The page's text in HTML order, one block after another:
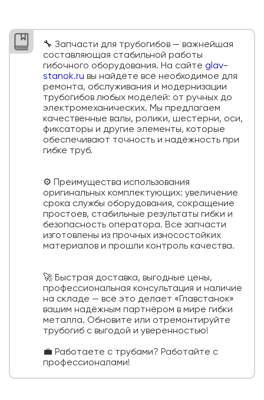
🔧 Запчасти для трубогибов — важнейшая
составляющая стабильной работы
гибочного оборудования. На сайте glav-
stanok.ru вы найдёте всё необходимое для
ремонта, обслуживания и модернизации
трубогибов любых моделей: от ручных до
электромеханических. Мы предлагаем
качественные валы, ролики, шестерни, оси,
фиксаторы и другие элементы, которые
обеспечивают точность и надёжность при
гибке труб.
⚙️ Преимущества использования
оригинальных комплектующих: увеличение
срока службы оборудования, сокращение
простоев, стабильные результаты гибки и
безопасность оператора. Все запчасти
изготовлены из прочных износостойких
материалов и прошли контроль качества.
🚀 Быстрая доставка, выгодные цены,
профессиональная консультация и наличие
на складе — всё это делает «Главстанок»
вашим надёжным партнёром в мире гибки
металла. Обновите или отремонтируйте
трубогиб с выгодой и уверенностью!
💼 Работаете с трубами? Работайте с
профессионалами!